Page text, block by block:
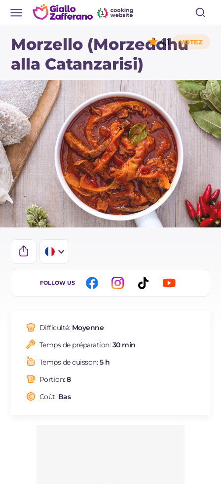
Morzello (Morzeddhu
alla Catanzarisi)
4,1
IT
ES
BR
NL
FOLLOW US
Difficulté: Moyenne
Temps de préparation:30 min
Temps de cuisson:5 h
Portion:8
Coût: Bas